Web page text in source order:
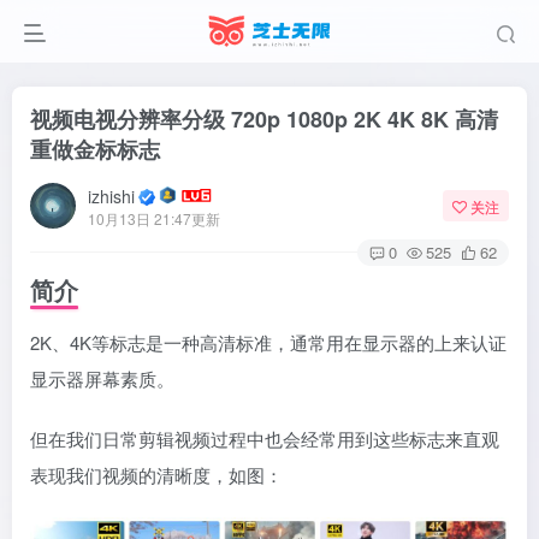
视频电视分辨率分级 720p 1080p 2K 4K 8K 高清
重做金标标志
izhishi
10月13日 21:47更新
关注
0 525 62
简介
2K、4K等标志是一种高清标准，通常用在显示器的上来认证
显示器屏幕素质。
但在我们日常剪辑视频过程中也会经常用到这些标志来直观
表现我们视频的清晰度，如图：